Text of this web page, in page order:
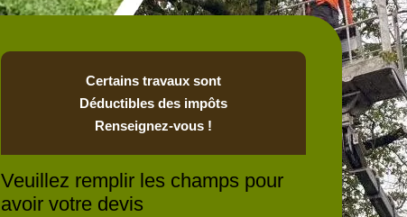
Certains travaux sont
Déductibles des impôts
Renseignez-vous !
Veuillez remplir les champs pour
avoir votre devis